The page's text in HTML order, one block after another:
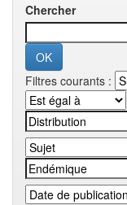
Chercher
Filtres courants :